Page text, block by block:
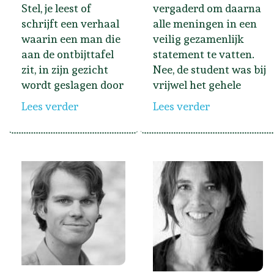
Stel, je leest of
schrijft een verhaal
waarin een man die
aan de ontbijttafel
zit, in zijn gezicht
wordt geslagen door
Lees verder
vergaderd om daarna
alle meningen in een
veilig gezamenlijk
statement te vatten.
Nee, de student was bij
vrijwel het gehele
Lees verder